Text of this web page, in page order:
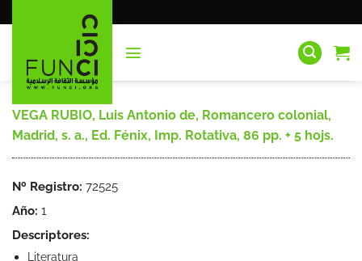
al
VEGA RUBIO, Luis Antonio de, Romancero colonial,
Madrid, s. a., Ed. Fénix, Imp. Rotativa, 86 pp. + 5 hojs.
Nº Registro: 72525
Año: 1
Descriptores:
Literatura